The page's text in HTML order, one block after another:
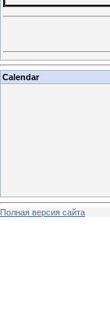
Calendar
Полная версия сайта